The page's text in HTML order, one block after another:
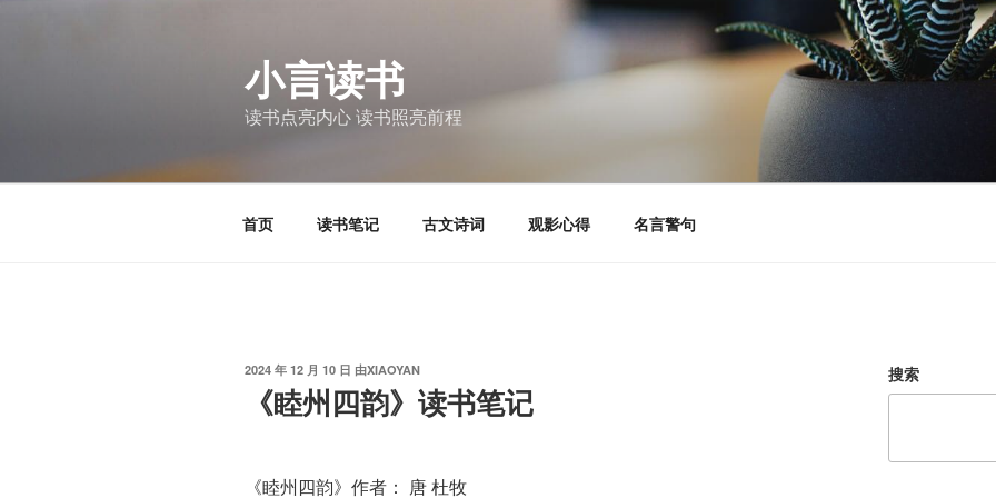
小言读书
读书点亮内心 读书照亮前程
首页 读书笔记 古文诗词 观影心得 名言警句
发
2024 年 12 月 10 日 由XIAOYAN
《睦州四韵》读书笔记
《睦州四韵》作者： 唐 杜牧
搜索